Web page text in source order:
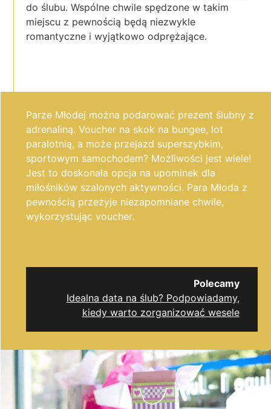
do ślubu. Wspólne chwile spędzone w takim
miejscu z pewnością będą niezwykle
romantyczne i wyjątkowo odprężające.
Parze Młodej można podarować prezent ślubny z
adrenaliną. Voucher na skok na bungee, lot
paralotnią, a może przejazd superszybkim,
sportowym samochodem? Możliwości jest wiele!
Jest to doskonała opcja na upominek dla
miłośników szalonych aktywności. Para Młoda z
pewnością przeżyje niezapomniane chwile,
wykorzystując voucher.
Polecamy
Idealna data na ślub? Podpowiadamy,
kiedy warto zorganizować wesele